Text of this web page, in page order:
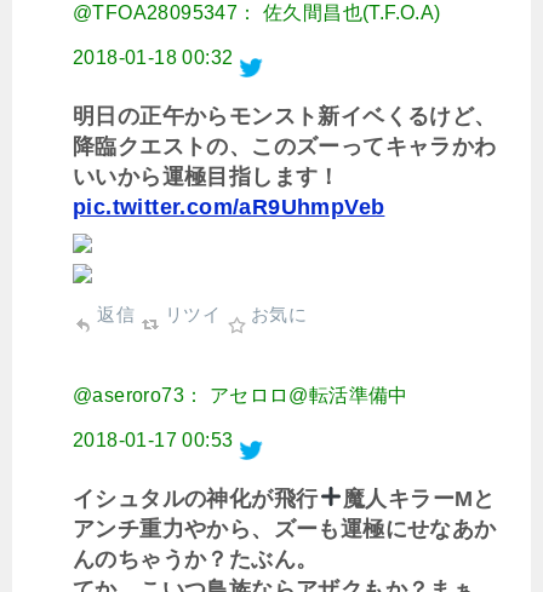
@TFOA28095347： 佐久間昌也(T.F.O.A)
2018-01-18 00:32
明日の正午からモンスト新イベくるけど、
降臨クエストの、このズーってキャラかわ
いいから運極目指します！
pic.twitter.com/aR9UhmpVeb
返信 リツイ お気に
@aseroro73： アセロロ@転活準備中
2018-01-17 00:53
イシュタルの神化が飛行
魔人キラーMと
アンチ重力やから、ズーも運極にせなあか
んのちゃうか？たぶん。